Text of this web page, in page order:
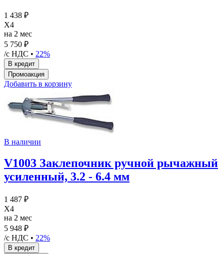
1 438 ₽
X4
на 2 мес
5 750 ₽
/с НДС • 22%
Добавить в корзину
В наличии
V1003 Заклепочник ручной рычажный
усиленный, 3.2 - 6.4 мм
1 487 ₽
X4
на 2 мес
5 948 ₽
/с НДС • 22%